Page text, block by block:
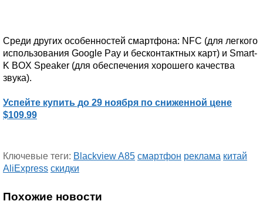
Среди других особенностей смартфона: NFC (для легкого
использования Google Pay и бесконтактных карт) и Smart-
K BOX Speaker (для обеспечения хорошего качества
звука).
Успейте купить до 29 ноября по сниженной цене
$109.99
Ключевые теги: Blackview A85 смартфон реклама китай
AliExpress скидки
Похожие новости